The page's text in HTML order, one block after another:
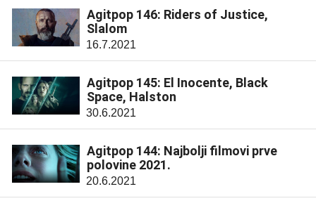
Agitpop 146: Riders of Justice,
Slalom
16.7.2021
Agitpop 145: El Inocente, Black
Space, Halston
30.6.2021
Agitpop 144: Najbolji filmovi prve
polovine 2021.
20.6.2021